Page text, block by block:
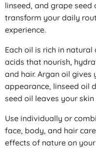
linseed, and grape seed
transform your daily
experience.
Each oil is rich in
acids that nourish,
and hair. Argan oil gives
appearance, linseed oil
seed oil leaves your
Use individually or
face, body, and hair
effects of nature on